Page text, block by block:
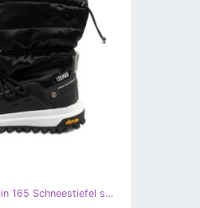
Colmar Warmer Plain 165 Schneestiefel schwarz